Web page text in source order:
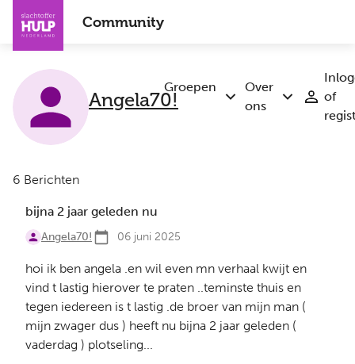
Overslaan
naar
inhoud
gaan
Community
Groepen
Submenu
Over
ons
Submenu
of
Angela70!
6 Berichten
bijna 2 jaar geleden nu
Angela70! 06 juni 2025
hoi ik ben angela .en wil even mn verhaal kwijt en
vind t lastig hierover te praten ..teminste thuis en
tegen iedereen is t lastig .de broer van mijn man (
mijn zwager dus ) heeft nu bijna 2 jaar geleden (
vaderdag ) plotseling...